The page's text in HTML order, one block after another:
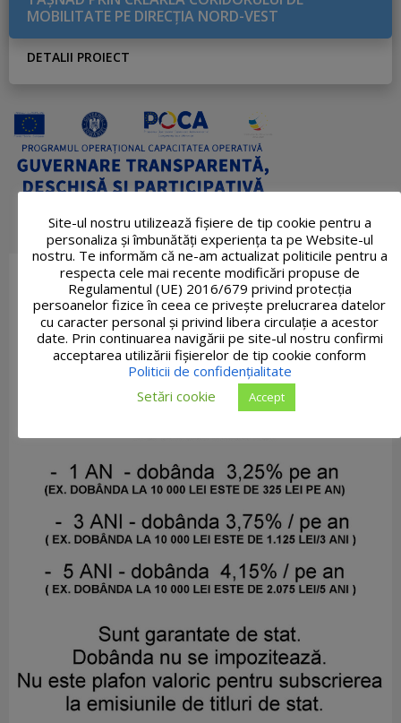
MOBILITATE PE DIRECŢIA NORD-VEST
DETALII PROIECT
Site-ul nostru utilizează fişiere de tip cookie pentru a
personaliza și îmbunătăți experiența ta pe Website-ul
nostru. Te informăm că ne-am actualizat politicile pentru a
respecta cele mai recente modificări propuse de
Regulamentul (UE) 2016/679 privind protecția
persoanelor fizice în ceea ce privește prelucrarea datelor
cu caracter personal și privind libera circulație a acestor
date. Prin continuarea navigării pe site-ul nostru confirmi
acceptarea utilizării fişierelor de tip cookie conform
Politicii de confidențialitate
Setări cookie
Accept